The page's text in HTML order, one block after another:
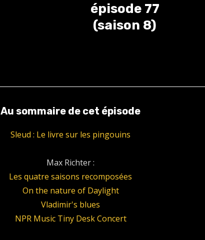
épisode 77
(saison 8)
Au sommaire de cet épisode
Sleud : Le livre sur les pingouins
Max Richter :
Les quatre saisons recomposées
On the nature of Daylight
Vladimir's blues
NPR Music Tiny Desk Concert